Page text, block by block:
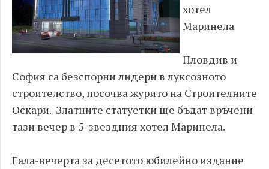
хотел
Маринела
Пловдив и
София са безспорни лидери в луксозното
строителство, посочва журито на Строителните
Оскари. Златните статуетки ще бъдат връчени
тази вечер в 5-звездния хотел Маринела.
Гала-вечерта за десетото юбилейно издание